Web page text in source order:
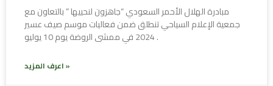
مبادرة الهلال الأحمر السعودي “جاهزون لنحييها ” بالتعاون مع
جمعية الإعلام السياحي تنطلق ضمن فعاليات موسم صيف عسير
2024 في ممشى الروضة يوم 10 يوليو .
اعرف المزيد »